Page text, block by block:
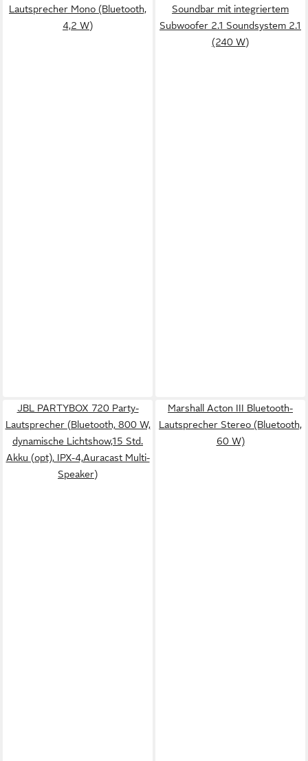
Lautsprecher Mono (Bluetooth,
4,2 W)
Soundbar mit integriertem
Subwoofer 2.1 Soundsystem 2.1
(240 W)
JBL PARTYBOX 720 Party-
Lautsprecher (Bluetooth, 800 W,
dynamische Lichtshow,15 Std.
Akku (opt), IPX-4,Auracast Multi-
Speaker)
Marshall Acton III Bluetooth-
Lautsprecher Stereo (Bluetooth,
60 W)